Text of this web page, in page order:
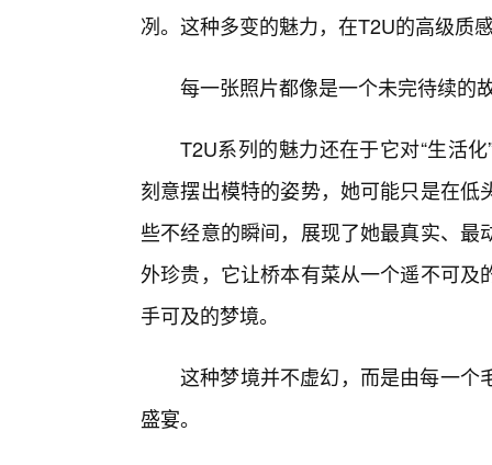
冽。这种多变的魅力，在T2U的高级质
每一张照片都像是一个未完待续的
T2U系列的魅力还在于它对“生活
刻意摆出模特的姿势，她可能只是在
些不经意的瞬间，展现了她最真实、
外珍贵，它让桥本有菜从一个遥不可
手可及的梦境。
这种梦境并不虚幻，而是由每一个
盛宴。